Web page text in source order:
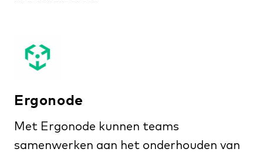
Ergonode
Met Ergonode kunnen teams
samenwerken aan het onderhouden van